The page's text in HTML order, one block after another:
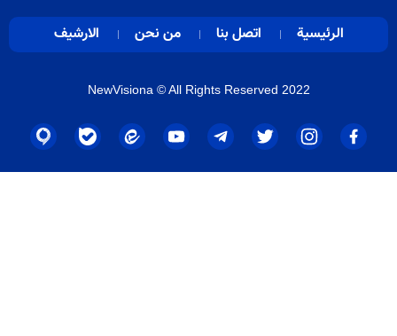
الرئيسية اتصل بنا من نحن الارشيف
NewVisiona © All Rights Reserved 2022